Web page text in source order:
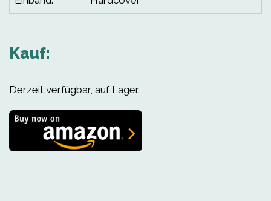
Kauf:
Derzeit verfügbar, auf Lager.